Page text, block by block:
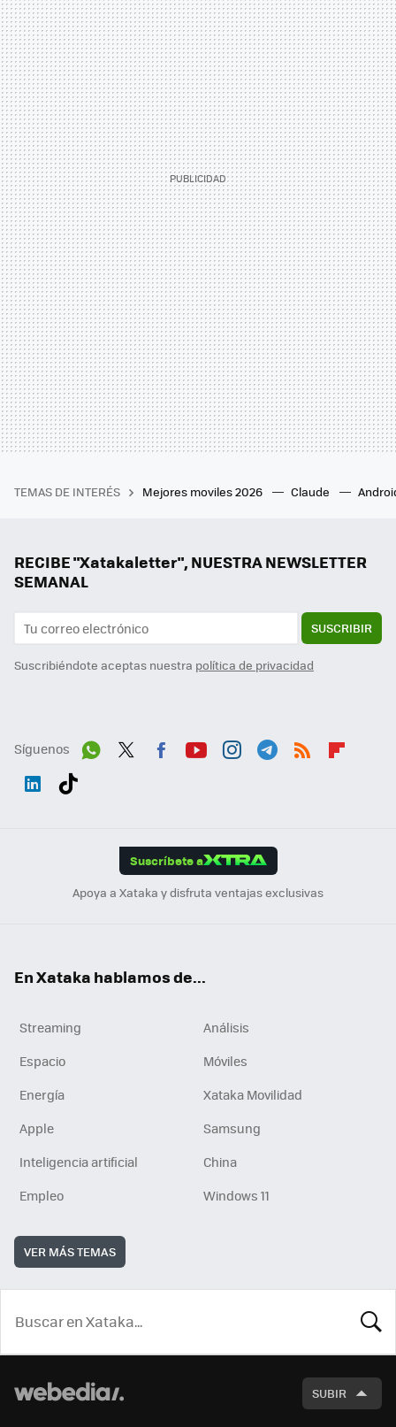
TEMAS DE INTERÉS Mejores moviles 2026 Claude
RECIBE "Xatakaletter", NUESTRA NEWSLETTER
SEMANAL
SUSCRIBIR
Suscribiéndote aceptas nuestra política de privacidad
Síguenos
Suscríbete a
Apoya a Xataka y disfruta ventajas exclusivas
En Xataka hablamos de...
Streaming
Análisis
Espacio
Móviles
Energía
Xataka Movilidad
Apple
Samsung
Inteligencia artificial
China
Empleo
Windows 11
VER MÁS TEMAS
SUBIR